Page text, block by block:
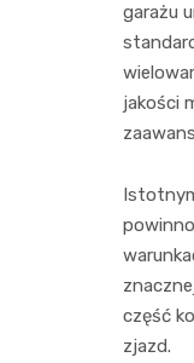
garażu
jakości
część
zjazd.